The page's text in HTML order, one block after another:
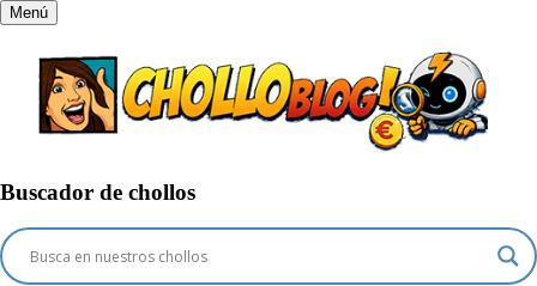
Menú
Buscador de chollos